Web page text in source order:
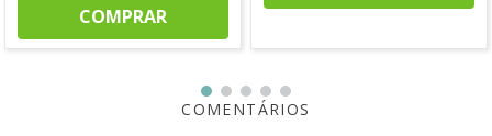
COMPRAR
COMENTÁRIOS